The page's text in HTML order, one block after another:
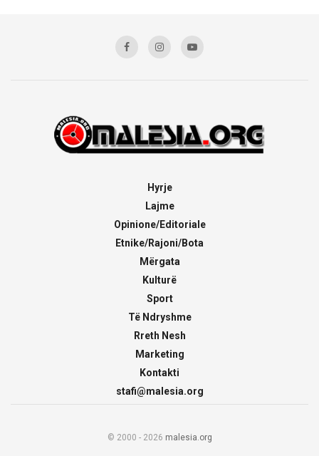
Hyrje
Lajme
Opinione/Editoriale
Etnike/Rajoni/Bota
Mërgata
Kulturë
Sport
Të Ndryshme
Rreth Nesh
Marketing
Kontakti
stafi@malesia.org
© 2000 - 2026 malesia.org